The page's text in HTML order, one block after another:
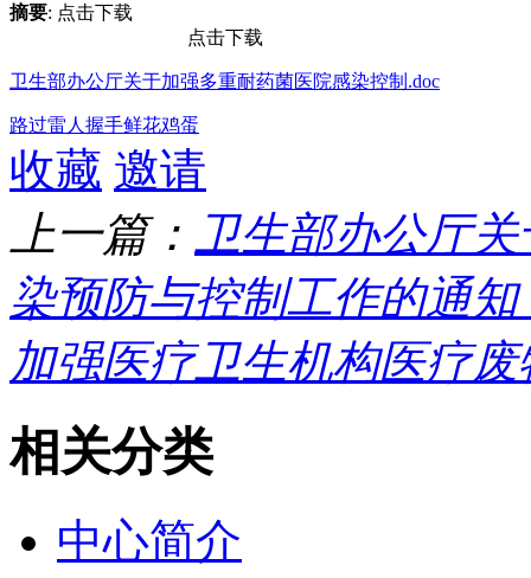
摘要: 点击下载
点击下载
卫生部办公厅关于加强多重耐药菌医院感染控制.doc
路过雷人 握手鲜花鸡蛋
收藏 邀请
上一篇： 卫生部办公厅
染预防与控制工作的通知
加强医疗卫生机构医疗
相关分类
中心简介